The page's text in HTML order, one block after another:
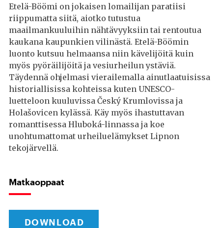
Etelä-Böömi on jokaisen lomailijan paratiisi
riippumatta siitä, aiotko tutustua
maailmankuuluihin nähtävyyksiin tai rentoutua
kaukana kaupunkien vilinästä. Etelä-Böömin
luonto kutsuu helmaansa niin kävelijöitä kuin
myös pyöräilijöitä ja vesiurheilun ystäviä.
Täydennä ohjelmasi vierailemalla ainutlaatuisissa
historiallisissa kohteissa kuten UNESCO-
luetteloon kuuluvissa Český Krumlovissa ja
Holašovicen kylässä. Käy myös ihastuttavan
romanttisessa Hluboká-linnassa ja koe
unohtumattomat urheiluelämykset Lipnon
tekojärvellä.
Matkaoppaat
DOWNLOAD